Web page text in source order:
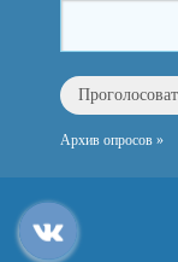
Архив опросов »